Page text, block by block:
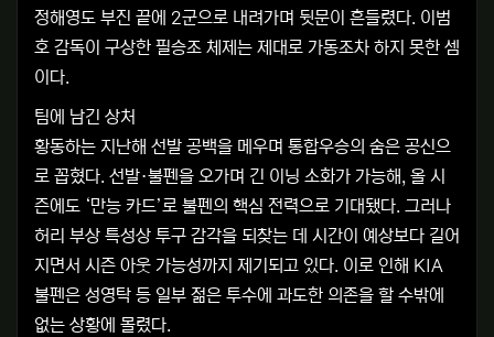
정해영도 부진 끝에 2군으로 내려가며 뒷문이 흔들렸다. 이범
호 감독이 구상한 필승조 체제는 제대로 가동조차 하지 못한 셈
이다.
팀에 남긴 상처
황동하는 지난해 선발 공백을 메우며 통합우승의 숨은 공신으
로 꼽혔다. 선발·불펜을 오가며 긴 이닝 소화가 가능해, 올 시
즌에도 ‘만능 카드’로 불펜의 핵심 전력으로 기대됐다. 그러나
허리 부상 특성상 투구 감각을 되찾는 데 시간이 예상보다 길어
지면서 시즌 아웃 가능성까지 제기되고 있다. 이로 인해 KIA
불펜은 성영탁 등 일부 젊은 투수에 과도한 의존을 할 수밖에
없는 상황에 몰렸다.